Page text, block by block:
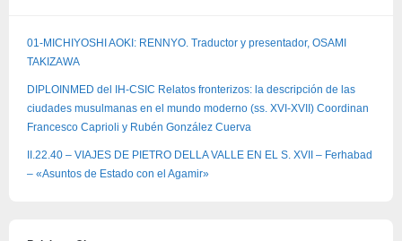
01-MICHIYOSHI AOKI: RENNYO. Traductor y presentador, OSAMI
TAKIZAWA
DIPLOINMED del IH-CSIC Relatos fronterizos: la descripción de las
ciudades musulmanas en el mundo moderno (ss. XVI-XVII) Coordinan
Francesco Caprioli y Rubén González Cuerva
II.22.40 – VIAJES DE PIETRO DELLA VALLE EN EL S. XVII – Ferhabad
– «Asuntos de Estado con el Agamir»